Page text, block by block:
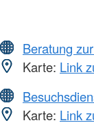
Beratung
Karte: Link
Karte: Link